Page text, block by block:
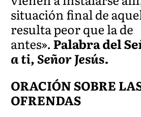
situación final de
resulta peor que la de
antes». Palabra del
a ti, Señor Jesús.
ORACIÓN SOBRE
OFRENDAS